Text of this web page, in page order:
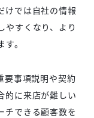
けでは自社の情報
やすくなり、より
。
要事項説明や契約
的に来店が難しい
チできる顧客数を